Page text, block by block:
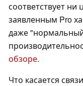
соответствует
заявленным Pro
даже
обзоре.
Что касается